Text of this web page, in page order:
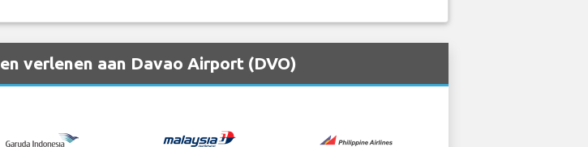
verlenen aan Davao Airport (DVO)